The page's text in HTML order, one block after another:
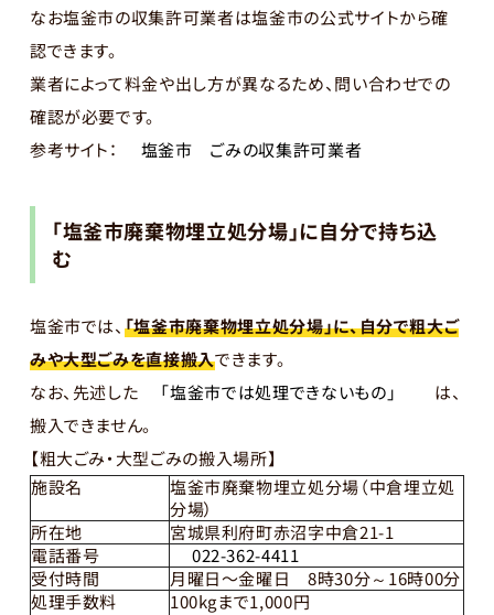
なお塩釜市の収集許可業者は塩釜市の公式サイトから確
認できます。
業者によって料金や出し方が異なるため、問い合わせでの
確認が必要です。
参考サイト：
塩釜市 ごみの収集許可業者
「塩釜市廃棄物埋立処分場」に自分で持ち込
む
塩釜市では、 「塩釜市廃棄物埋立処分場」に、自分で粗大ご
みや大型ごみを直接搬入できます。
なお、先述した
「塩釜市では処理できないもの」
は、
搬入できません。
【粗大ごみ・大型ごみの搬入場所】
施設名
塩釜市廃棄物埋立処分場（中倉埋立処
分場）
所在地
宮城県利府町赤沼字中倉21-1
電話番号
022-362-4411
受付時間
月曜日〜金曜日 8時30分～16時00分
処理手数料
100kgまで1,000円